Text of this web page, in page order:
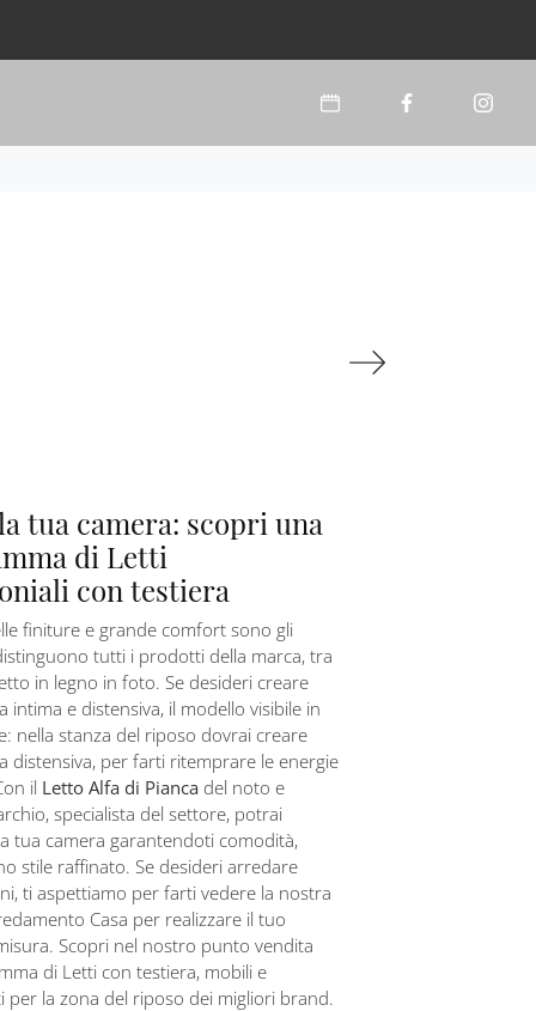
tua camera: scopri una
di Letti
con testiera
finiture e grande comfort sono gli
tutti i prodotti della marca, tra
in legno in foto. Se desideri creare
intima e distensiva, il modello visibile in
nella stanza del riposo dovrai creare
distensiva, per farti ritemprare le energie
il Letto Alfa di Pianca del noto e
specialista del settore, potrai
tua camera garantendoti comodità,
stile raffinato. Se desideri arredare
ti aspettiamo per farti vedere la nostra
Casa per realizzare il tuo
Scopri nel nostro punto vendita
di Letti con testiera, mobili e
per la zona del riposo dei migliori brand.